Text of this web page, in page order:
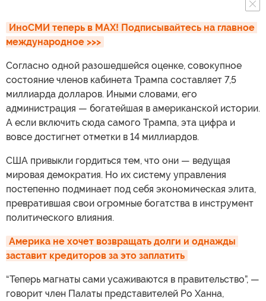
ИноСМИ теперь в MAX! Подписывайтесь на главное
международное >>>
Согласно одной разошедшейся оценке, совокупное
состояние членов кабинета Трампа составляет 7,5
миллиарда долларов. Иными словами, его
администрация — богатейшая в американской истории.
А если включить сюда самого Трампа, эта цифра и
вовсе достигнет отметки в 14 миллиардов.
США привыкли гордиться тем, что они — ведущая
мировая демократия. Но их систему управления
постепенно подминает под себя экономическая элита,
превратившая свои огромные богатства в инструмент
политического влияния.
Америка не хочет возвращать долги и однажды
заставит кредиторов за это заплатить
“Теперь магнаты сами усаживаются в правительство”, —
говорит член Палаты представителей Ро Ханна,